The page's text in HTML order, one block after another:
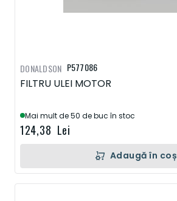
P577086
FILTRU ULEI MOTOR
Mai mult de 50 de buc în stoc
124,38 Lei
DONALDSON
Adaugă în coș